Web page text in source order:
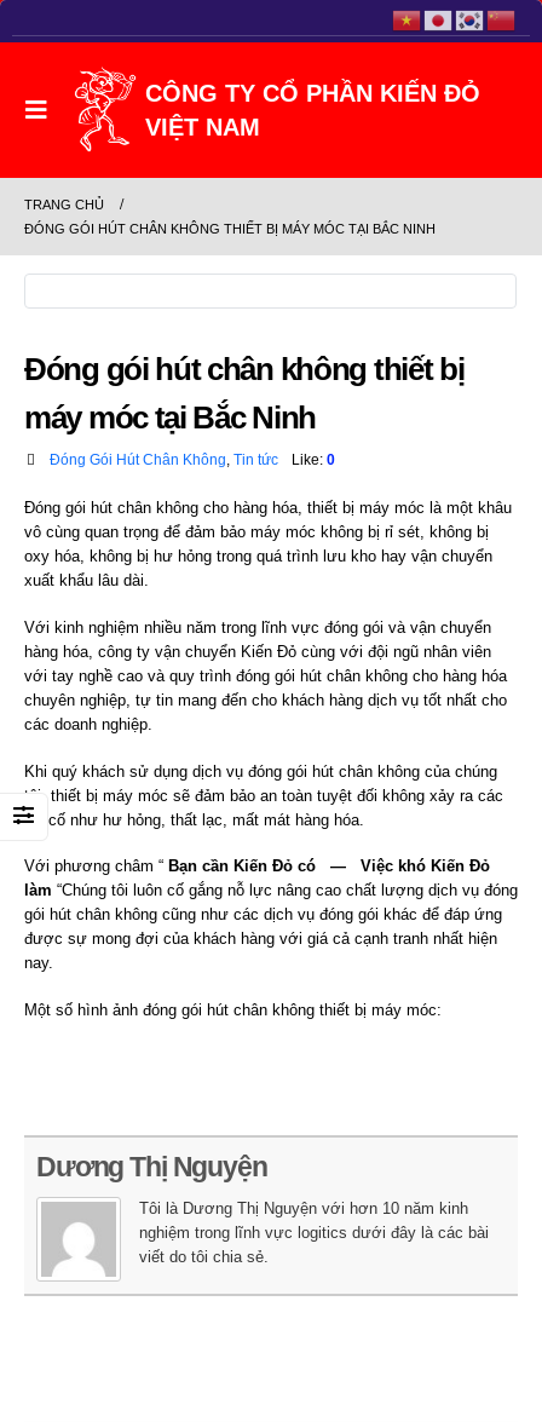
TRANG CHỦ
ĐÓNG GÓI HÚT CHÂN KHÔNG THIẾT BỊ MÁY MÓC TẠI BẮC NINH
Đóng gói hút chân không thiết bị
máy móc tại Bắc Ninh
Đóng Gói Hút Chân Không Tin tức Like: 0
Đóng gói hút chân không cho hàng hóa, thiết bị máy móc là một khâu
vô cùng quan trọng để đảm bảo máy móc không bị rỉ sét, không bị
oxy hóa, không bị hư hỏng trong quá trình lưu kho hay vận chuyển
xuất khẩu lâu dài.
Với kinh nghiệm nhiều năm trong lĩnh vực đóng gói và vận chuyển
hàng hóa, công ty vận chuyển Kiến Đỏ cùng với đội ngũ nhân viên
với tay nghề cao và quy trình đóng gói hút chân không cho hàng hóa
chuyên nghiệp, tự tin mang đến cho khách hàng dịch vụ tốt nhất cho
các doanh nghiệp.
Khi quý khách sử dụng dịch vụ đóng gói hút chân không của chúng
tôi thiết bị máy móc sẽ đảm bảo an toàn tuyệt đối không xảy ra các
sự cố như hư hỏng, thất lạc, mất mát hàng hóa.
Với phương châm “ Bạn cần Kiến Đỏ có — Việc khó Kiến Đỏ
làm “Chúng tôi luôn cố gắng nỗ lực nâng cao chất lượng dịch vụ đóng
gói hút chân không cũng như các dịch vụ đóng gói khác để đáp ứng
được sự mong đợi của khách hàng với giá cả cạnh tranh nhất hiện
nay.
Một số hình ảnh đóng gói hút chân không thiết bị máy móc:
Dương Thị Nguyện
Tôi là Dương Thị Nguyện với hơn 10 năm kinh
nghiệm trong lĩnh vực logitics dưới đây là các bài
viết do tôi chia sẻ.